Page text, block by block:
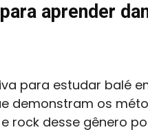
aprender
para estudar balé
demonstram os
rock desse gênero